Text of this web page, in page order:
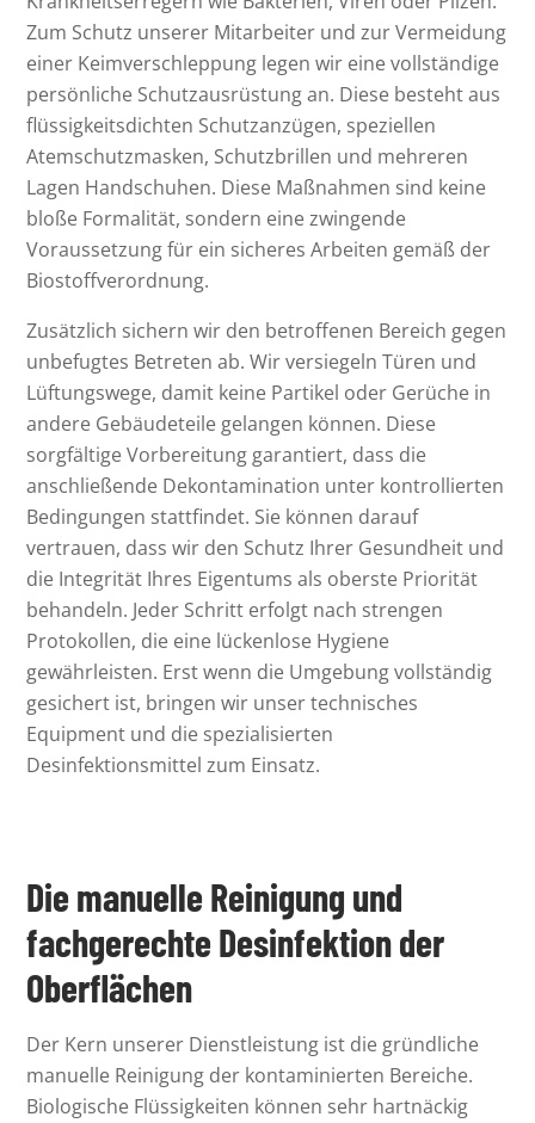
Zum Schutz unserer Mitarbeiter und zur Vermeidung
einer Keimverschleppung legen wir eine vollständige
persönliche Schutzausrüstung an. Diese besteht aus
flüssigkeitsdichten Schutzanzügen, speziellen
Atemschutzmasken, Schutzbrillen und mehreren
Lagen Handschuhen. Diese Maßnahmen sind keine
bloße Formalität, sondern eine zwingende
Voraussetzung für ein sicheres Arbeiten gemäß der
Biostoffverordnung.
Zusätzlich sichern wir den betroffenen Bereich gegen
unbefugtes Betreten ab. Wir versiegeln Türen und
Lüftungswege, damit keine Partikel oder Gerüche in
andere Gebäudeteile gelangen können. Diese
sorgfältige Vorbereitung garantiert, dass die
anschließende Dekontamination unter kontrollierten
Bedingungen stattfindet. Sie können darauf
vertrauen, dass wir den Schutz Ihrer Gesundheit und
die Integrität Ihres Eigentums als oberste Priorität
behandeln. Jeder Schritt erfolgt nach strengen
Protokollen, die eine lückenlose Hygiene
gewährleisten. Erst wenn die Umgebung vollständig
gesichert ist, bringen wir unser technisches
Equipment und die spezialisierten
Desinfektionsmittel zum Einsatz.
Die manuelle Reinigung und
fachgerechte Desinfektion der
Oberflächen
Der Kern unserer Dienstleistung ist die gründliche
manuelle Reinigung der kontaminierten Bereiche.
Biologische Flüssigkeiten können sehr hartnäckig